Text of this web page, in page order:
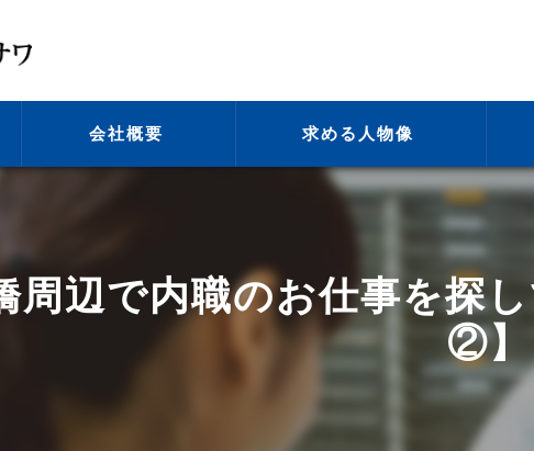
会社概要
ビジョン
求める人物像
周辺で内職のお仕事を探
②】